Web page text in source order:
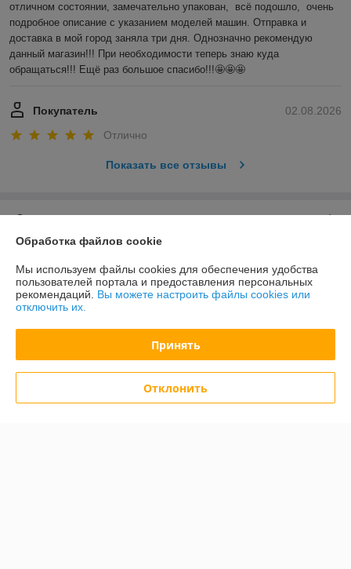
отличном состоянии, замечательно упакован,  всё подошло,  очень
подробное описание с указанием моделей машин. Отправка и
доставка в мой город заняла три дня. Однозначно рекомендую
данный магазин!!! При необходимости теперь знаю куда
обращаться!!! Ещё раз большое спасибо!!!🤩🤩🤩
02.08.2026
Покупатель
Отлично
Показать все отзывы
О нас
Доставка и оплата
График работы
Политика обработки cookies
Обработка файлов cookie
Мы используем файлы cookies для обеспечения удобства
пользователей портала и предоставления персональных
рекомендаций. Вы можете настроить файлы cookies или
отключить их.
Принять
Отклонить